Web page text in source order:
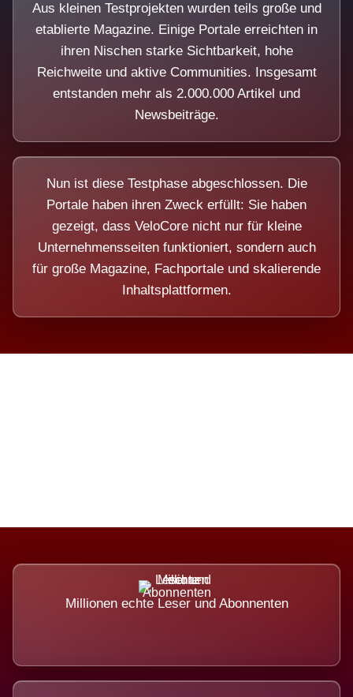
Aus kleinen Testprojekten wurden teils große und
etablierte Magazine. Einige Portale erreichten in
ihren Nischen starke Sichtbarkeit, hohe
Reichweite und aktive Communities. Insgesamt
entstanden mehr als 2.000.000 Artikel und
Newsbeiträge.
Nun ist diese Testphase abgeschlossen. Die
Portale haben ihren Zweck erfüllt: Sie haben
gezeigt, dass VeloCore nicht nur für kleine
Unternehmensseiten funktioniert, sondern auch
für große Magazine, Fachportale und skalierende
Inhaltsplattformen.
Millionen echte Leser und Abonnenten